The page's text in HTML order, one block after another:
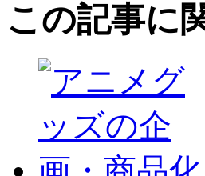
この記事に